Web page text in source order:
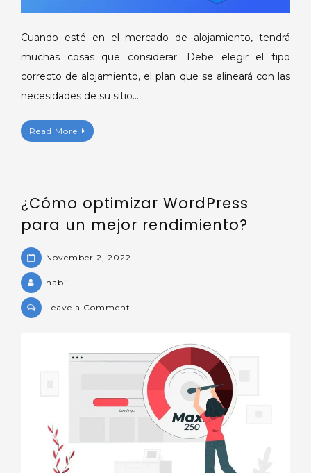
Cuando esté en el mercado de alojamiento, tendrá
muchas cosas que considerar. Debe elegir el tipo
correcto de alojamiento, el plan que se alineará con las
necesidades de su sitio…
Read More
¿Cómo optimizar WordPress
para un mejor rendimiento?
November 2, 2022
habi
Leave a Comment
WordPress
para
mejor
rendimiento?